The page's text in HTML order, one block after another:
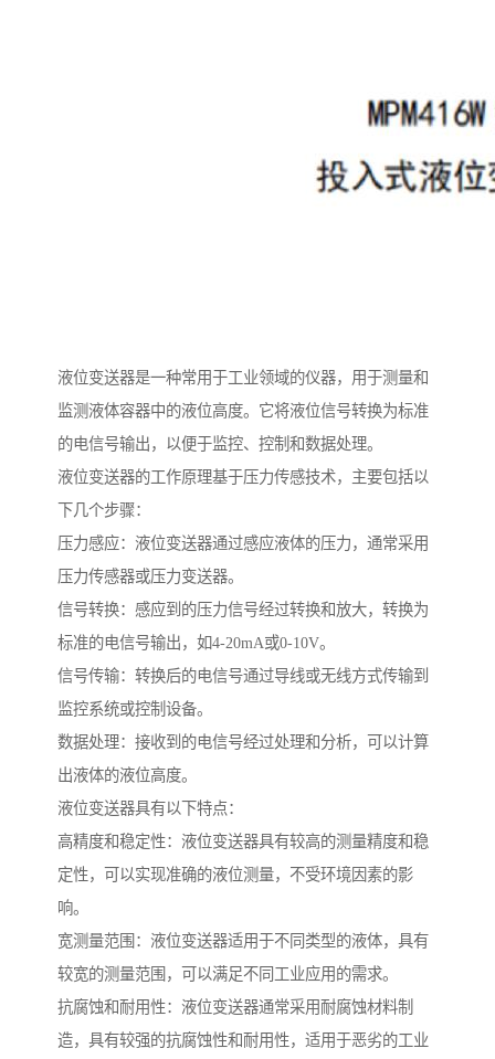
液位变送器是一种常用于工业领域的仪器，用于测量和
监测液体容器中的液位高度。它将液位信号转换为标准
的电信号输出，以便于监控、控制和数据处理。
液位变送器的工作原理基于压力传感技术，主要包括以
下几个步骤：
压力感应：液位变送器通过感应液体的压力，通常采用
压力传感器或压力变送器。
信号转换：感应到的压力信号经过转换和放大，转换为
标准的电信号输出，如4-20mA或0-10V。
信号传输：转换后的电信号通过导线或无线方式传输到
监控系统或控制设备。
数据处理：接收到的电信号经过处理和分析，可以计算
出液体的液位高度。
液位变送器具有以下特点：
高精度和稳定性：液位变送器具有较高的测量精度和稳
定性，可以实现准确的液位测量，不受环境因素的影
响。
宽测量范围：液位变送器适用于不同类型的液体，具有
较宽的测量范围，可以满足不同工业应用的需求。
抗腐蚀和耐用性：液位变送器通常采用耐腐蚀材料制
造，具有较强的抗腐蚀性和耐用性，适用于恶劣的工业